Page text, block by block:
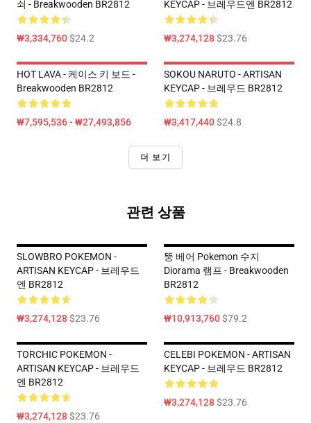
쇠 - Breakwooden BR2812
₩3,334,760$24.2
KEYCAP - 브레우드엔 BR2812
₩3,274,128$23.76
HOT LAVA - 케이스 키 보드 -
Breakwooden BR2812
₩7,595,536 - ₩27,493,856
SOKOU NARUTO - ARTISAN
KEYCAP - 브레우드 BR2812
₩3,417,440$24.8
더 보기
관련 상품
SLOWBRO POKEMON -
ARTISAN KEYCAP - 브레우드
엔 BR2812
₩3,274,128$23.76
뚱 베어 Pokemon 수지
Diorama 램프 - Breakwooden
BR2812
₩10,913,760$79.2
TORCHIC POKEMON -
ARTISAN KEYCAP - 브레우드
엔 BR2812
₩3,274,128$23.76
CELEBI POKEMON - ARTISAN
KEYCAP - 브레우드 BR2812
₩3,274,128$23.76